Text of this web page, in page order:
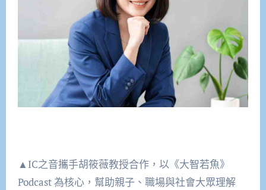
▲IC之音攜手胡筱薇教授合作，以《大智若魚》
Podcast 為核心，幫助親子、職場與社會大眾理解